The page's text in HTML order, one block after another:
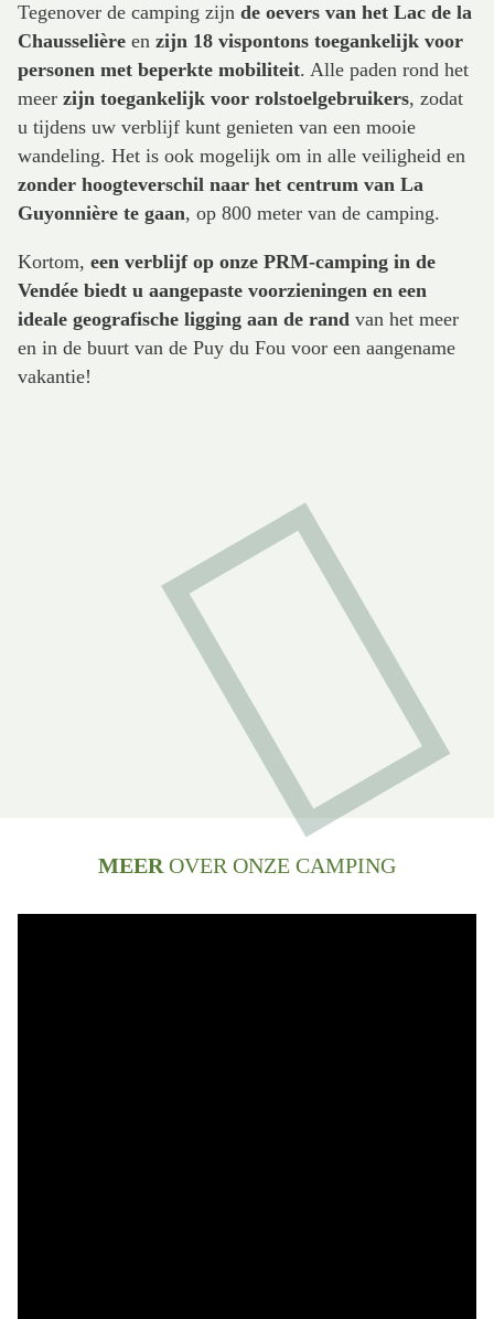
Tegenover de camping zijn de oevers van het Lac de la
Chausselière en zijn 18 vispontons toegankelijk voor
personen met beperkte mobiliteit. Alle paden rond het
meer zijn toegankelijk voor rolstoelgebruikers, zodat
u tijdens uw verblijf kunt genieten van een mooie
wandeling. Het is ook mogelijk om in alle veiligheid en
zonder hoogteverschil naar het centrum van La
Guyonnière te gaan, op 800 meter van de camping.
Kortom, een verblijf op onze PRM-camping in de
Vendée biedt u aangepaste voorzieningen en een
ideale geografische ligging aan de rand van het meer
en in de buurt van de Puy du Fou voor een aangename
vakantie!
MEER OVER ONZE CAMPING